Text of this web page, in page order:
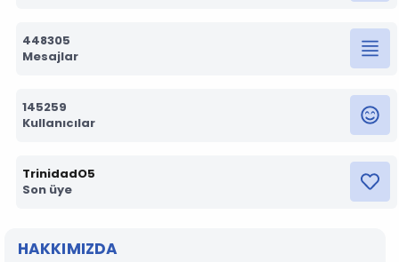
448305
Mesajlar
145259
Kullanıcılar
TrinidadO5
Son üye
HAKKIMIZDA